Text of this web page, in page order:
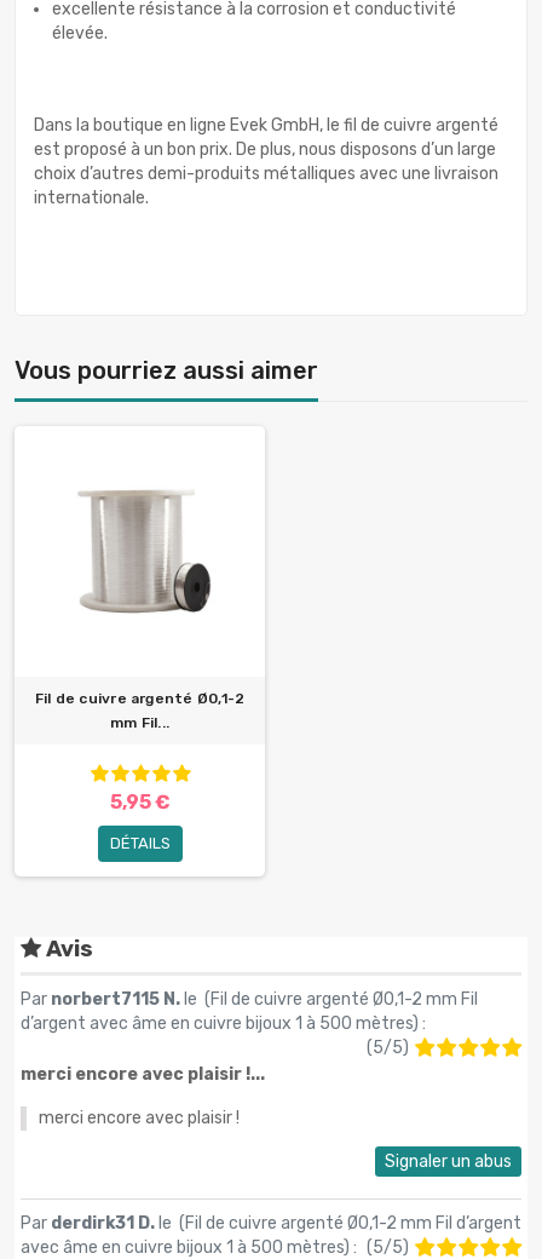
excellente résistance à la corrosion et conductivité
élevée.
Dans la boutique en ligne Evek GmbH, le fil de cuivre argenté
est proposé à un bon prix. De plus, nous disposons d’un large
choix d’autres demi-produits métalliques avec une livraison
internationale.
Vous pourriez aussi aimer
Fil de cuivre argenté Ø0,1-2
mm Fil...
5,95 €
DÉTAILS
Avis
Par norbert7115 N. le (Fil de cuivre argenté Ø0,1-2 mm Fil
d’argent avec âme en cuivre bijoux 1 à 500 mètres) :
(5/5)
merci encore avec plaisir !...
merci encore avec plaisir !
Signaler un abus
Par derdirk31 D. le (Fil de cuivre argenté Ø0,1-2 mm Fil d’argent
avec âme en cuivre bijoux 1 à 500 mètres) : (5/5)